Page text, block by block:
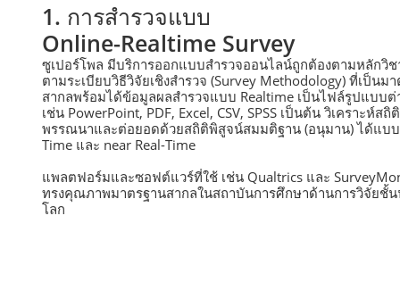
ซูเปอร์โพล มีบริการออกแบบสำรวจออนไลน์ถูกต้องตามหลักวิช
ตามระเบียบวิธีวิจัยเชิงสำรวจ (Survey Methodology) ที่เป็นม
สากลพร้อมได้ข้อมูลผลสำรวจแบบ Realtime เป็นไฟล์รูปแบบต่
เช่น PowerPoint, PDF, Excel, CSV, SPSS เป็นต้น วิเคราะห์สถิ
พรรณนาและต่อยอดด้วยสถิติพิสูจน์สมมติฐาน (อนุมาน) ได้แบบ
Time และ near Real-Time
แพลตฟอร์มและซอฟต์แวร์ที่ใช้ เช่น Qualtrics และ
ทรงคุณภาพมาตรฐานสากลในสถาบันการศึกษาด้านการวิจัยชั้
โลก
1. การสำรวจแบบ
Online-Realtime Survey